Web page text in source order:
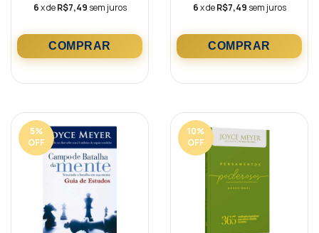
6x deR$7,49 sem juros
6x deR$7,49 sem juros
5%
OFF
10%
OFF